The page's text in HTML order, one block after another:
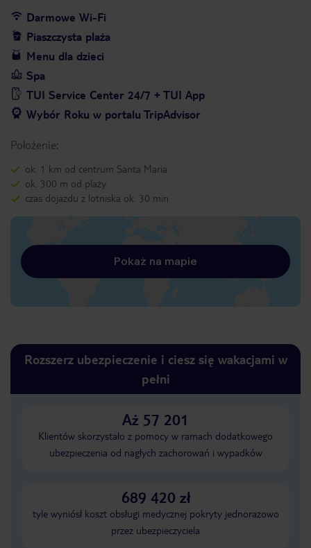
Darmowe Wi-Fi
Piaszczysta plaża
Menu dla dzieci
Spa
TUI Service Center 24/7 + TUI App
Wybór Roku w portalu TripAdvisor
Położenie:
ok. 1 km od centrum Santa Maria
ok. 300 m od plaży
czas dojazdu z lotniska ok. 30 min
Pokaż na mapie
Rozszerz ubezpieczenie i ciesz się wakacjami w
pełni
Aż 57 201
Klientów skorzystało z pomocy w ramach dodatkowego
ubezpieczenia od nagłych zachorowań i wypadków
689 420 zł
tyle wyniósł koszt obsługi medycznej pokryty jednorazowo
przez ubezpieczyciela